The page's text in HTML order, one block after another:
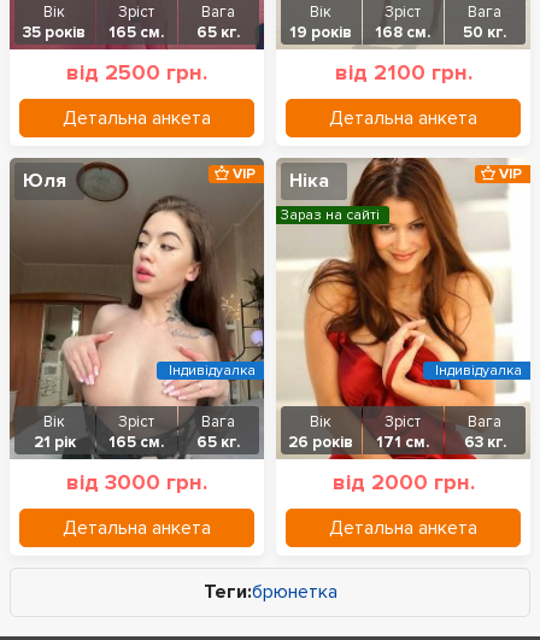
Вік
35 років
Зріст
165 см.
Вага
65 кг.
від 2500 грн.
Детальна анкета
Вік
19 років
Зріст
168 см.
Вага
50 кг.
від 2100 грн.
Детальна анкета
Юля
Вік
21 рік
Зріст
165 см.
Вага
65 кг.
від 3000 грн.
Детальна анкета
VIP
Індивідуалка
Ніка
Вік
26 років
Зріст
171 см.
Вага
63 кг.
від 2000 грн.
Детальна анкета
VIP
Зараз на сайті
Індивідуалка
Теги:брюнетка